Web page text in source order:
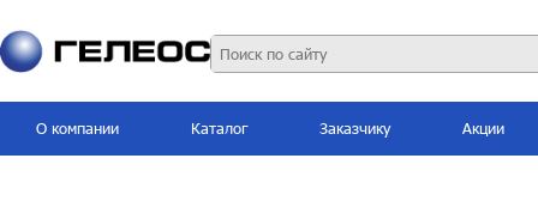
О компании Каталог Заказчику Акции